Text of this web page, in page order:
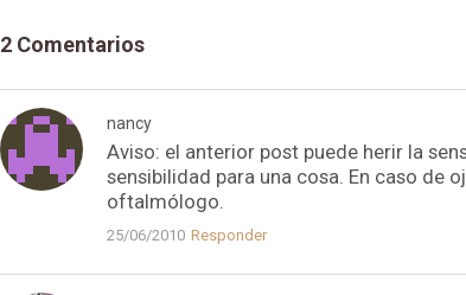
2 Comentarios
nancy
Aviso: el anterior post puede herir la
sensibilidad para una cosa. En caso de
oftalmólogo.
25/06/2010 Responder